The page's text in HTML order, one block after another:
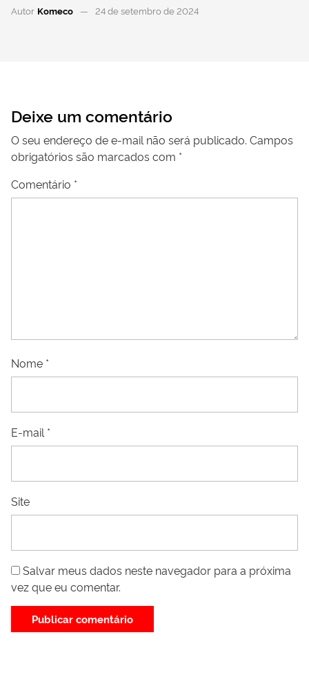
Autor Komeco 24 de setembro de 2024
Deixe um comentário
O seu endereço de e-mail não será publicado. Campos
obrigatórios são marcados com *
Comentário *
Nome *
E-mail *
Site
Salvar meus dados neste navegador para a próxima
vez que eu comentar.